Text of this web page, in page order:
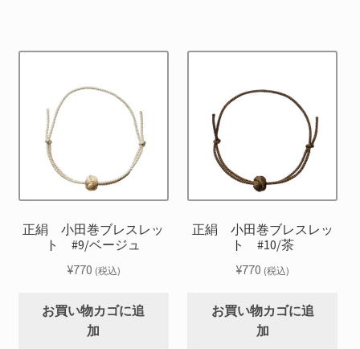
正絹 小田巻ブレスレッ
ト #9/ベージュ
¥770 (税込)
お買い物カゴに追
加
正絹 小田巻ブレスレッ
ト #10/茶
¥770 (税込)
お買い物カゴに追
加